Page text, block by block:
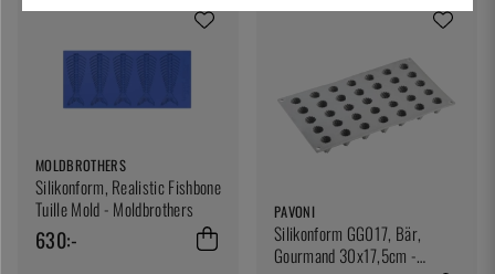
MOLDBROTHERS
Silikonform, Realistic Fishbone
Tuille Mold - Moldbrothers
630:-
PAVONI
Silikonform GG017, Bär,
Gourmand 30x17,5cm -